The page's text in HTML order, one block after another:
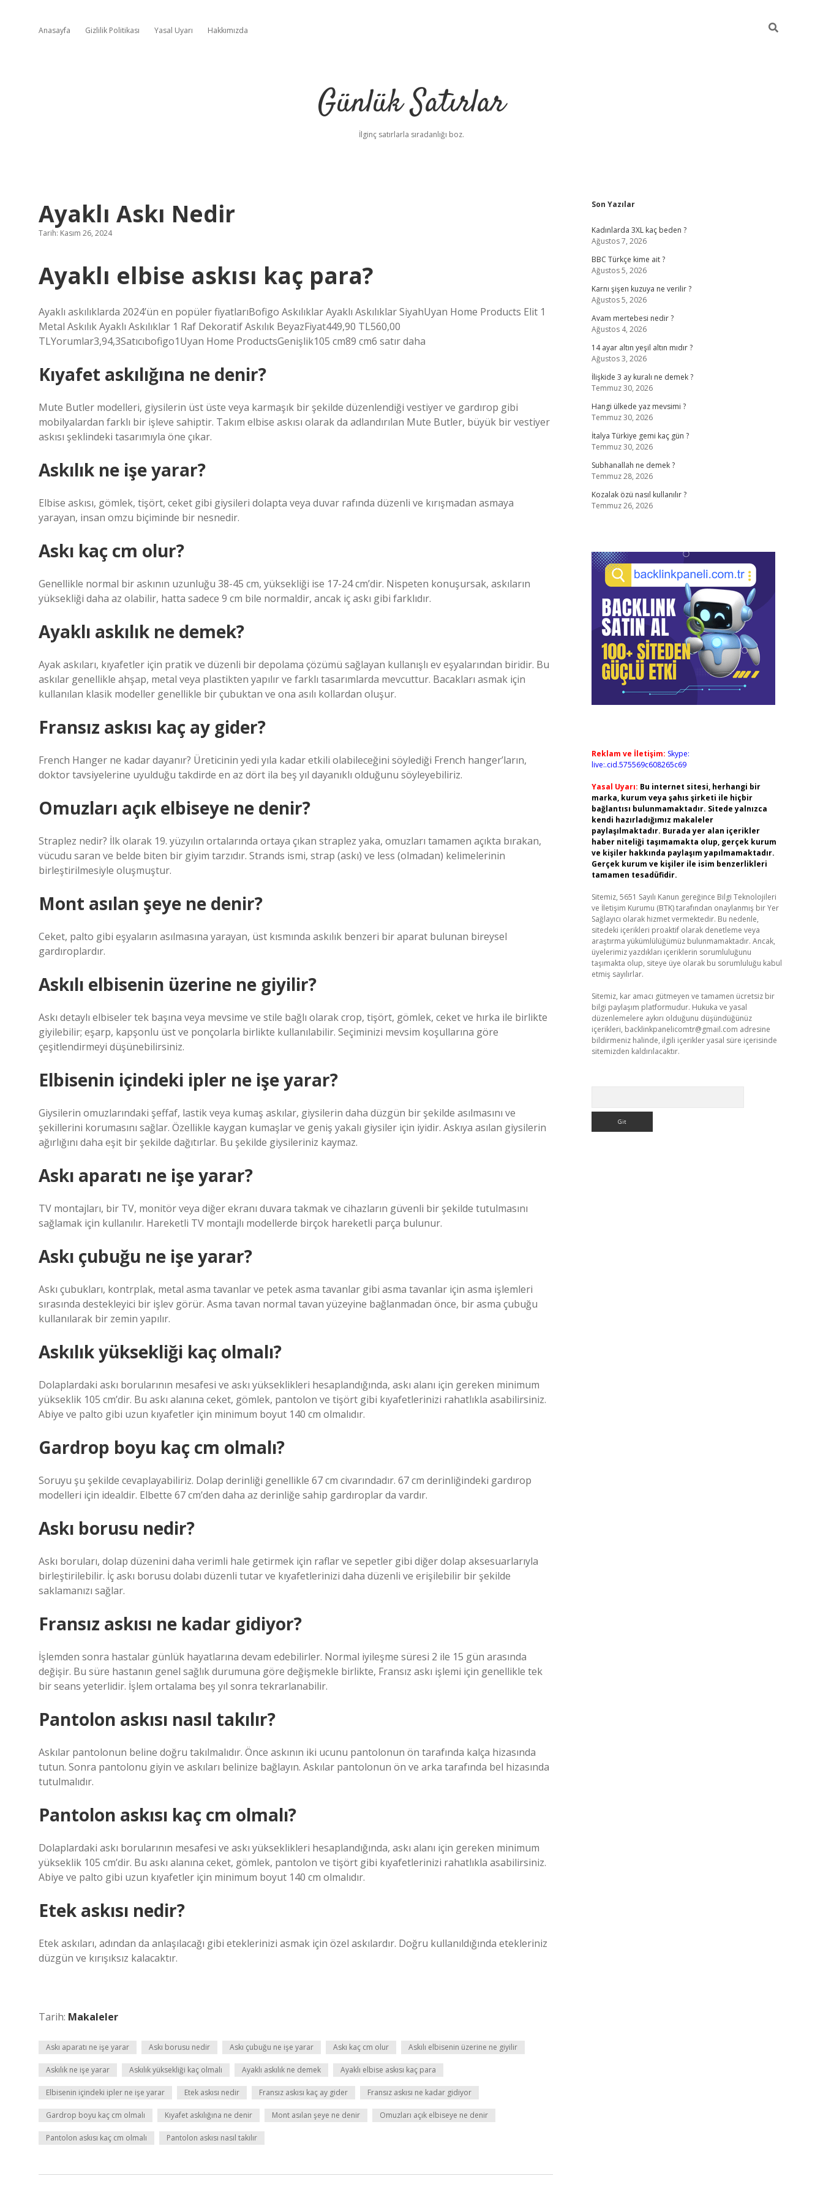
Anasayfa Gizlilik Politikası Yasal Uyarı Hakkımızda
Günlük Satırlar
İlginç satırlarla sıradanlığı boz.
Ayaklı Askı Nedir
Tarih: Kasım 26, 2024
Ayaklı elbise askısı kaç para?
Ayaklı askılıklarda 2024’ün en popüler fiyatlarıBofigo Askılıklar Ayaklı Askılıklar SiyahUyan Home Products Elit 1
Metal Askılık Ayaklı Askılıklar 1 Raf Dekoratif Askılık BeyazFiyat449,90 TL560,00
TLYorumlar3,94,3Satıcıbofigo1Uyan Home ProductsGenişlik105 cm89 cm6 satır daha
Kıyafet askılığına ne denir?
Mute Butler modelleri, giysilerin üst üste veya karmaşık bir şekilde düzenlendiği vestiyer ve gardırop gibi
mobilyalardan farklı bir işleve sahiptir. Takım elbise askısı olarak da adlandırılan Mute Butler, büyük bir vestiyer
askısı şeklindeki tasarımıyla öne çıkar.
Askılık ne işe yarar?
Elbise askısı, gömlek, tişört, ceket gibi giysileri dolapta veya duvar rafında düzenli ve kırışmadan asmaya
yarayan, insan omzu biçiminde bir nesnedir.
Askı kaç cm olur?
Genellikle normal bir askının uzunluğu 38-45 cm, yüksekliği ise 17-24 cm’dir. Nispeten konuşursak, askıların
yüksekliği daha az olabilir, hatta sadece 9 cm bile normaldir, ancak iç askı gibi farklıdır.
Ayaklı askılık ne demek?
Ayak askıları, kıyafetler için pratik ve düzenli bir depolama çözümü sağlayan kullanışlı ev eşyalarından biridir. Bu
askılar genellikle ahşap, metal veya plastikten yapılır ve farklı tasarımlarda mevcuttur. Bacakları asmak için
kullanılan klasik modeller genellikle bir çubuktan ve ona asılı kollardan oluşur.
Fransız askısı kaç ay gider?
French Hanger ne kadar dayanır? Üreticinin yedi yıla kadar etkili olabileceğini söylediği French hanger’ların,
doktor tavsiyelerine uyulduğu takdirde en az dört ila beş yıl dayanıklı olduğunu söyleyebiliriz.
Omuzları açık elbiseye ne denir?
Straplez nedir? İlk olarak 19. yüzyılın ortalarında ortaya çıkan straplez yaka, omuzları tamamen açıkta bırakan,
vücudu saran ve belde biten bir giyim tarzıdır. Strands ismi, strap (askı) ve less (olmadan) kelimelerinin
birleştirilmesiyle oluşmuştur.
Mont asılan şeye ne denir?
Ceket, palto gibi eşyaların asılmasına yarayan, üst kısmında askılık benzeri bir aparat bulunan bireysel
gardıroplardır.
Askılı elbisenin üzerine ne giyilir?
Askı detaylı elbiseler tek başına veya mevsime ve stile bağlı olarak crop, tişört, gömlek, ceket ve hırka ile birlikte
giyilebilir; eşarp, kapşonlu üst ve ponçolarla birlikte kullanılabilir. Seçiminizi mevsim koşullarına göre
çeşitlendirmeyi düşünebilirsiniz.
Elbisenin içindeki ipler ne işe yarar?
Giysilerin omuzlarındaki şeffaf, lastik veya kumaş askılar, giysilerin daha düzgün bir şekilde asılmasını ve
şekillerini korumasını sağlar. Özellikle kaygan kumaşlar ve geniş yakalı giysiler için iyidir. Askıya asılan giysilerin
ağırlığını daha eşit bir şekilde dağıtırlar. Bu şekilde giysileriniz kaymaz.
Askı aparatı ne işe yarar?
TV montajları, bir TV, monitör veya diğer ekranı duvara takmak ve cihazların güvenli bir şekilde tutulmasını
sağlamak için kullanılır. Hareketli TV montajlı modellerde birçok hareketli parça bulunur.
Askı çubuğu ne işe yarar?
Askı çubukları, kontrplak, metal asma tavanlar ve petek asma tavanlar gibi asma tavanlar için asma işlemleri
sırasında destekleyici bir işlev görür. Asma tavan normal tavan yüzeyine bağlanmadan önce, bir asma çubuğu
kullanılarak bir zemin yapılır.
Askılık yüksekliği kaç olmalı?
Dolaplardaki askı borularının mesafesi ve askı yükseklikleri hesaplandığında, askı alanı için gereken minimum
yükseklik 105 cm’dir. Bu askı alanına ceket, gömlek, pantolon ve tişört gibi kıyafetlerinizi rahatlıkla asabilirsiniz.
Abiye ve palto gibi uzun kıyafetler için minimum boyut 140 cm olmalıdır.
Gardrop boyu kaç cm olmalı?
Soruyu şu şekilde cevaplayabiliriz. Dolap derinliği genellikle 67 cm civarındadır. 67 cm derinliğindeki gardırop
modelleri için idealdir. Elbette 67 cm’den daha az derinliğe sahip gardıroplar da vardır.
Askı borusu nedir?
Askı boruları, dolap düzenini daha verimli hale getirmek için raflar ve sepetler gibi diğer dolap aksesuarlarıyla
birleştirilebilir. İç askı borusu dolabı düzenli tutar ve kıyafetlerinizi daha düzenli ve erişilebilir bir şekilde
saklamanızı sağlar.
Fransız askısı ne kadar gidiyor?
İşlemden sonra hastalar günlük hayatlarına devam edebilirler. Normal iyileşme süresi 2 ile 15 gün arasında
değişir. Bu süre hastanın genel sağlık durumuna göre değişmekle birlikte, Fransız askı işlemi için genellikle tek
bir seans yeterlidir. İşlem ortalama beş yıl sonra tekrarlanabilir.
Pantolon askısı nasıl takılır?
Askılar pantolonun beline doğru takılmalıdır. Önce askının iki ucunu pantolonun ön tarafında kalça hizasında
tutun. Sonra pantolonu giyin ve askıları belinize bağlayın. Askılar pantolonun ön ve arka tarafında bel hizasında
tutulmalıdır.
Pantolon askısı kaç cm olmalı?
Dolaplardaki askı borularının mesafesi ve askı yükseklikleri hesaplandığında, askı alanı için gereken minimum
yükseklik 105 cm’dir. Bu askı alanına ceket, gömlek, pantolon ve tişört gibi kıyafetlerinizi rahatlıkla asabilirsiniz.
Abiye ve palto gibi uzun kıyafetler için minimum boyut 140 cm olmalıdır.
Etek askısı nedir?
Etek askıları, adından da anlaşılacağı gibi eteklerinizi asmak için özel askılardır. Doğru kullanıldığında etekleriniz
düzgün ve kırışıksız kalacaktır.
Tarih: Makaleler
Askı aparatı ne işe yarar Askı borusu nedir Askı çubuğu ne işe yarar Askı kaç cm olur Askılı elbisenin üzerine ne giyilir
Askılık ne işe yarar Askılık yüksekliği kaç olmalı Ayaklı askılık ne demek Ayaklı elbise askısı kaç para
Elbisenin içindeki ipler ne işe yarar Etek askısı nedir Fransız askısı kaç ay gider Fransız askısı ne kadar gidiyor
Gardrop boyu kaç cm olmalı Kıyafet askılığına ne denir Mont asılan şeye ne denir Omuzları açık elbiseye ne denir
Pantolon askısı kaç cm olmalı Pantolon askısı nasıl takılır
Sidebar
Son Yazılar
Kadınlarda 3XL kaç beden ?
Ağustos 7, 2026
BBC Türkçe kime ait ?
Ağustos 5, 2026
Karnı şişen kuzuya ne verilir ?
Ağustos 5, 2026
Avam mertebesi nedir ?
Ağustos 4, 2026
14 ayar altın yeşil altın mıdır ?
Ağustos 3, 2026
İlişkide 3 ay kuralı ne demek ?
Temmuz 30, 2026
Hangi ülkede yaz mevsimi ?
Temmuz 30, 2026
İtalya Türkiye gemi kaç gün ?
Temmuz 30, 2026
Subhanallah ne demek ?
Temmuz 28, 2026
Kozalak özü nasıl kullanılır ?
Temmuz 26, 2026
Reklam ve İletişim: Skype:
live:.cid.575569c608265c69
Yasal Uyarı: Bu internet sitesi, herhangi bir
marka, kurum veya şahıs şirketi ile hiçbir
bağlantısı bulunmamaktadır. Sitede yalnızca
kendi hazırladığımız makaleler
paylaşılmaktadır. Burada yer alan içerikler
haber niteliği taşımamakta olup, gerçek kurum
ve kişiler hakkında paylaşım yapılmamaktadır.
Gerçek kurum ve kişiler ile isim benzerlikleri
tamamen tesadüfidir.
Sitemiz, 5651 Sayılı Kanun gereğince Bilgi Teknolojileri
ve İletişim Kurumu (BTK) tarafından onaylanmış bir Yer
Sağlayıcı olarak hizmet vermektedir. Bu nedenle,
sitedeki içerikleri proaktif olarak denetleme veya
araştırma yükümlülüğümüz bulunmamaktadır. Ancak,
üyelerimiz yazdıkları içeriklerin sorumluluğunu
taşımakta olup, siteye üye olarak bu sorumluluğu kabul
etmiş sayılırlar.
Sitemiz, kar amacı gütmeyen ve tamamen ücretsiz bir
bilgi paylaşım platformudur. Hukuka ve yasal
düzenlemelere aykırı olduğunu düşündüğünüz
içerikleri, backlinkpanelicomtr@gmail.com adresine
bildirmeniz halinde, ilgili içerikler yasal süre içerisinde
sitemizden kaldırılacaktır.